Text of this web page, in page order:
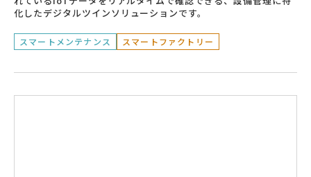
化したデジタルツインソリューションです。
スマートメンテナンス スマートファクトリー